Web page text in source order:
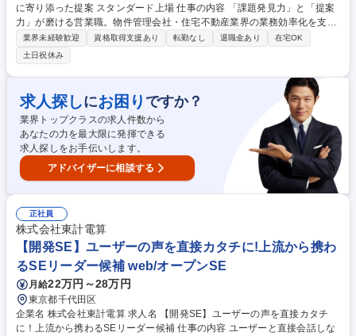
に寄り添った提案 スタンダード上場 仕事の内容 「課題発見力」と「提案
力」が磨ける営業職。物件管理会社・住宅不動産業界の業務効率化を支援
するシステム提案営業をお任せします。既存顧客との関係構築から新規開
拓まで、幅広く活躍できるポジションです。 【商材】管理会社の“めんど
くさい”を全部まとめてラクにするシステム：物件管理、顧客情報、業者
とのやり取りまで全部まとめて管理 【詳細】■顧客の課題をヒアリング
し、最適なシステムを提案、販売 ■顧客の課題把握、システム提案、見積
作成、契約締結、導入後のサポート ■展示会・ウェビナーなど販促活動の
企画・実施 ■製品拡販に向けた営業戦略の立案 ■新商品の企画など 募集職
種 【IT×コンサルティング営業】顧客の課題に寄り添った提案 スタンダー
ド上場
業界未経験歓迎 資格取得支援あり 転勤なし 退職金あり
在宅OK
土日祝休み
求人探しにお困り ですか？
業界トップクラスの求人件数から
あなたの力を最大限に発揮できる
求人探しをお手伝いします。
アドバイザーに相談する
正社員
株式会社東計電算
【開発SE】ユーザーの声を直接カタチに!上流から携わ
るSEリーダー候補 web/オープンSE
月給22万円～28万円
東京都千代田区
企業名 株式会社東計電算 求人名 【開発SE】ユーザーの声を直接カタチ
に！上流から携わるSEリーダー候補 仕事の内容 ユーザーと直接会話しな